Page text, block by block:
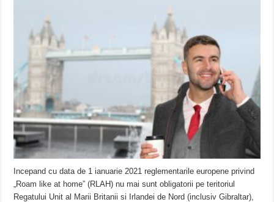
Miresme de lavandă, mentă și flori de vară și râsete de copii la Carașova VIDEO
ANUNȚ OPRIRE APĂ în Reșița – avarie – 04.08.2026 – str. Văliugului și
Incepand cu data de 1 ianuarie 2021 reglementarile europene privind
„Roam like at home” (RLAH) nu mai sunt obligatorii pe teritoriul
Regatului Unit al Marii Britanii si Irlandei de Nord (inclusiv Gibraltar),